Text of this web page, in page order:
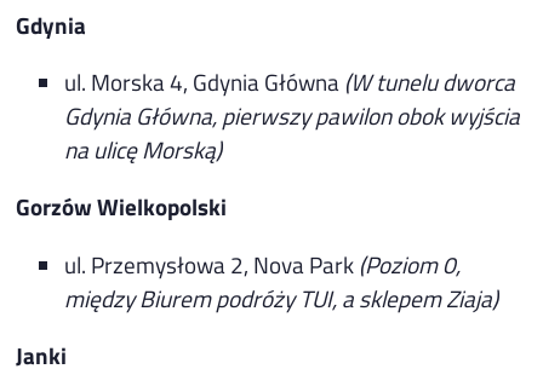
Gdynia
ul. Morska 4, Gdynia Główna (W tunelu dworca
Gdynia Główna, pierwszy pawilon obok wyjścia
na ulicę Morską)
Gorzów Wielkopolski
ul. Przemysłowa 2, Nova Park (Poziom 0,
między Biurem podróży TUI, a sklepem Ziaja)
Janki